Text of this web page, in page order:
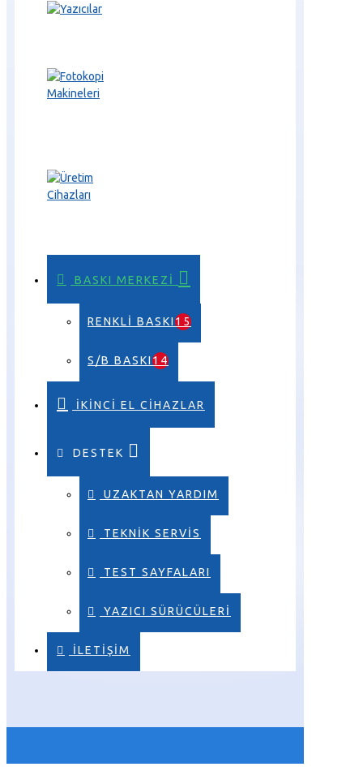
BASKI MERKEZI
RENKLI BASKI15
S/B BASKI14
İKINCI EL CIHAZLAR
DESTEK
UZAKTAN YARDIM
TEKNIK SERVIS
TEST SAYFALARI
YAZICI SÜRÜCÜLERI
ILETIŞIM